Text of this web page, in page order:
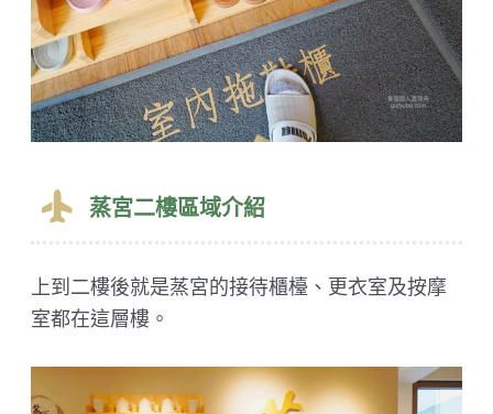
蒸宮二樓區域介紹
上到二樓後就是蒸宮的接待櫃檯、更衣室及按摩
室都在這層樓。